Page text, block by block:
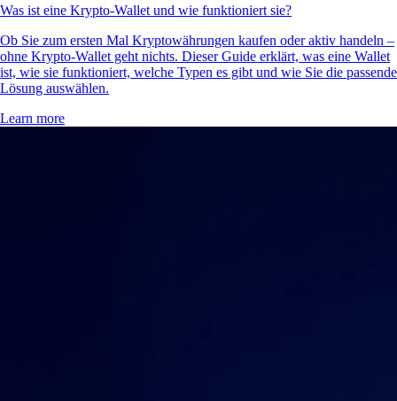
Was ist eine Krypto-Wallet und wie funktioniert sie?
Ob Sie zum ersten Mal Kryptowährungen kaufen oder aktiv handeln –
ohne Krypto-Wallet geht nichts. Dieser Guide erklärt, was eine Wallet
ist, wie sie funktioniert, welche Typen es gibt und wie Sie die passende
Lösung auswählen.
Learn more